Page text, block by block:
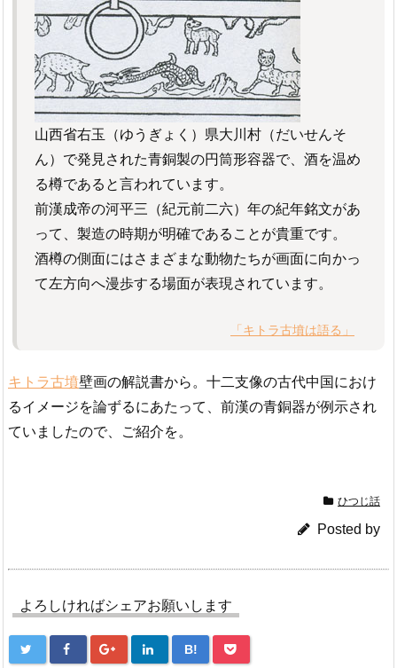
山西省右玉（ゆうぎょく）県大川村（だいせんそ
ん）で発見された青銅製の円筒形容器で、酒を温め
る樽であると言われています。
前漢成帝の河平三（紀元前二六）年の紀年銘文があ
って、製造の時期が明確であることが貴重です。
酒樽の側面にはさまざまな動物たちが画面に向かっ
て左方向へ漫歩する場面が表現されています。
「キトラ古墳は語る」
キトラ古墳壁画の解説書から。十二支像の古代中国におけ
るイメージを論ずるにあたって、前漢の青銅器が例示され
ていましたので、ご紹介を。
ひつじ話
Posted by
よろしければシェアお願いします
B!